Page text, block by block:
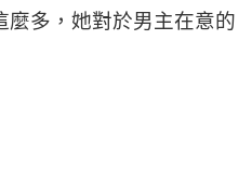
麼多，她對於男主在意的